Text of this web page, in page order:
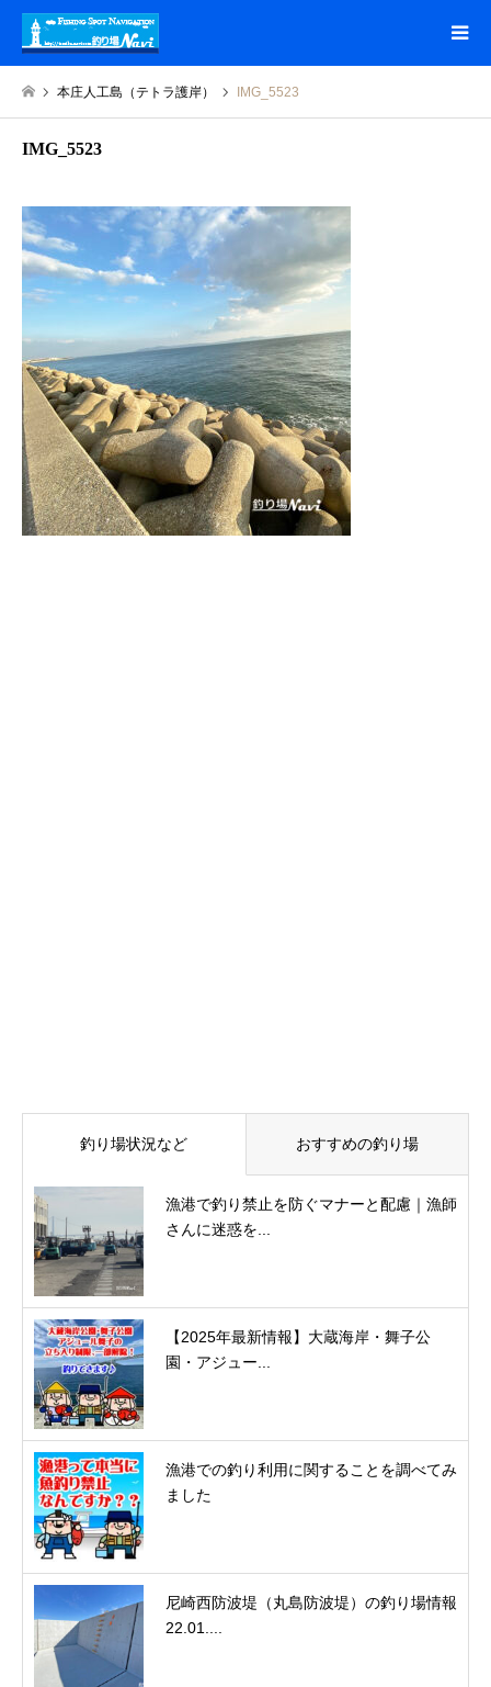
本庄人工島（テトラ護岸） IMG_5523
IMG_5523
釣り場状況など おすすめの釣り場
漁港で釣り禁止を防ぐマナーと配慮｜漁師
さんに迷惑を...
【2025年最新情報】大蔵海岸・舞子公
園・アジュー...
漁港での釣り利用に関することを調べてみ
ました
尼崎西防波堤（丸島防波堤）の釣り場情報
22.01....